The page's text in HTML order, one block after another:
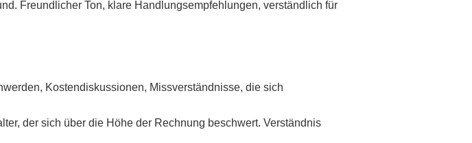
Freundlicher Ton, klare Handlungsempfehlungen, verständlich für
Kostendiskussionen, Missverständnisse, die sich
der sich über die Höhe der Rechnung beschwert. Verständnis